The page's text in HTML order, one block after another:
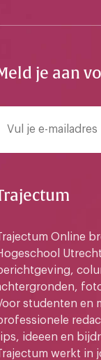
je aan
Online
studenten en
ideeen en
werkt in